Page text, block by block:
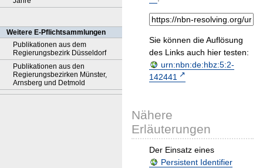
Weitere E-Pflichtsammlungen
Publikationen aus dem
Regierungsbezirk Düsseldorf
Publikationen aus den
Regierungsbezirken Münster,
Arnsberg und Detmold
Sie können die Auflösung
des Links auch hier testen:
urn:nbn:de:hbz:5:2-
142441
Nähere
Erläuterungen
Der Einsatz eines
Persistent Identifier